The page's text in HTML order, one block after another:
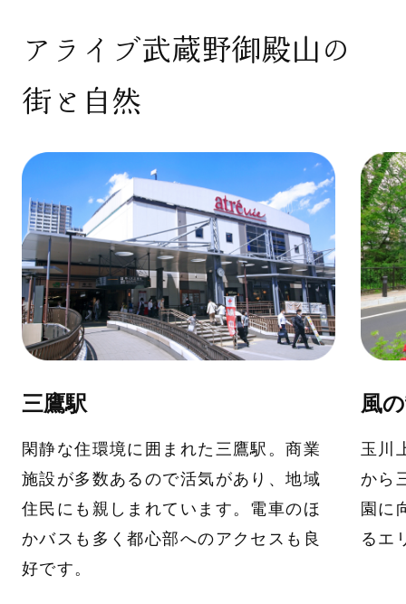
アライブ武蔵野御殿山の
街と自然
風の散歩道
玉川上水の南側の遊歩道。三鷹駅南口
から三鷹の森ジブリ美術館や井の頭公
園に向かう人などが多く、自然あふれ
るエリアです。
三
演劇
体験
作、
近隣